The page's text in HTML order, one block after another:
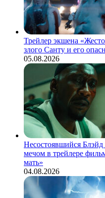
Трейлер экшена
злого Санту и его
05.08.2026
Несостоявшийся
мечом в трейлере
мать»
04.08.2026